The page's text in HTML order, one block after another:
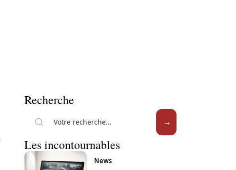
Recherche
Les incontournables
News